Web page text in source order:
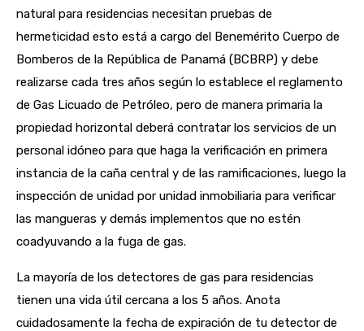
natural para residencias necesitan pruebas de
hermeticidad esto está a cargo del Benemérito Cuerpo de
Bomberos de la República de Panamá (BCBRP) y debe
realizarse cada tres años según lo establece el reglamento
de Gas Licuado de Petróleo, pero de manera primaria la
propiedad horizontal deberá contratar los servicios de un
personal idóneo para que haga la verificación en primera
instancia de la caña central y de las ramificaciones, luego la
inspección de unidad por unidad inmobiliaria para verificar
las mangueras y demás implementos que no estén
coadyuvando a la fuga de gas.
La mayoría de los detectores de gas para residencias
tienen una vida útil cercana a los 5 años. Anota
cuidadosamente la fecha de expiración de tu detector de